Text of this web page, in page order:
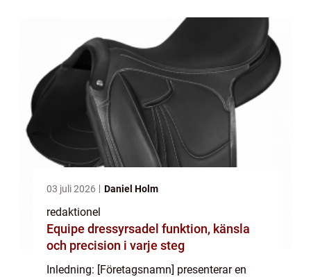
03 juli 2026 Daniel Holm
redaktionel
Equipe dressyrsadel funktion, känsla
och precision i varje steg
Inledning: [Företagsnamn] presenterar en